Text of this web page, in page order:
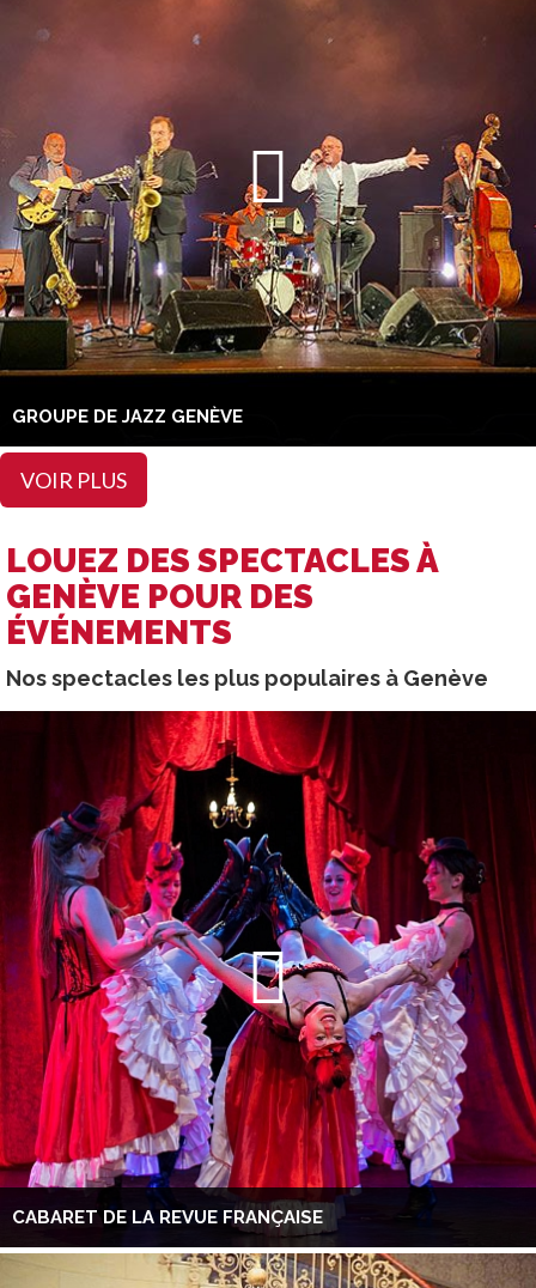
GROUPE DE JAZZ GENÈVE
VOIR PLUS
LOUEZ DES SPECTACLES À
GENÈVE POUR DES
ÉVÉNEMENTS
Nos spectacles les plus populaires à Genève
CABARET DE LA REVUE FRANÇAISE